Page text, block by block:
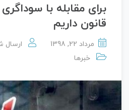
برای مقابله با
قانون داریم
مرداد 22, 1398
خبرها